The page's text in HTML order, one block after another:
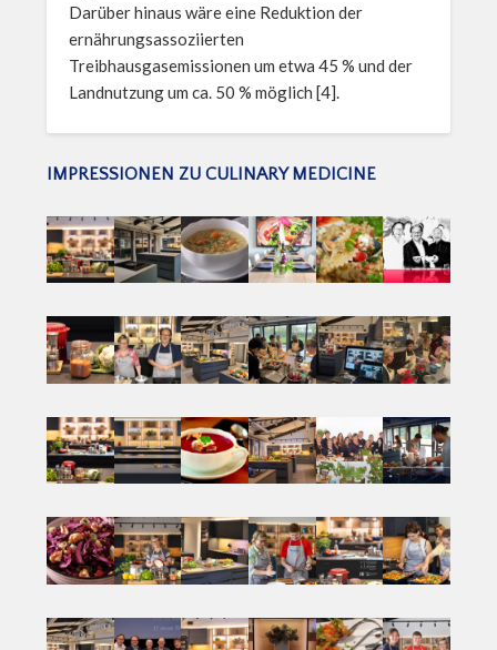
Darüber hinaus wäre eine Reduktion der
ernährungsassoziierten
Treibhausgasemissionen um etwa 45 % und der
Landnutzung um ca. 50 % möglich [4].
IMPRESSIONEN ZU CULINARY MEDICINE